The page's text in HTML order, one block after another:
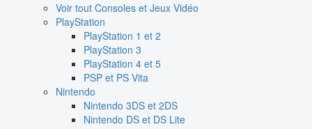
Voir tout Consoles et Jeux Vidéo
PlayStation
PlayStation 1 et 2
PlayStation 3
PlayStation 4 et 5
PSP et PS Vita
Nintendo
Nintendo 3DS et 2DS
Nintendo DS et DS Lite